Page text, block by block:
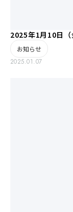
2025年1月10日
お知らせ
2025.01.07